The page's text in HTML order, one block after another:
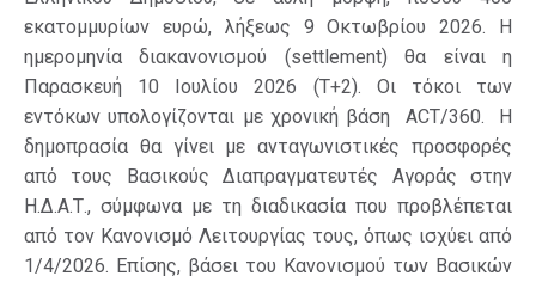
εκατομμυρίων ευρώ, λήξεως 9 Οκτωβρίου 2026. Η
ημερομηνία διακανονισμού (settlement) θα εί­ναι η
Παρασκευή 10 Ιουλίου 2026 (T+2). Οι τόκοι των
εντόκων υπολογίζονται με χρονική βάση ACT/360. Η
δη­μο­πρα­σία θα γίνει με ανταγωνιστικές προσφορές
από τους Βασικούς Διαπραγματευτές Αγοράς στην
Η.Δ.Α.Τ., σύμφωνα με τη δια­δικασία που προβλέπεται
από τον Κανονισμό Λειτουργίας τους, όπως ισχύει από
1/4/2026. Επίσης, βάσει του Κανονισμού των Βασικών